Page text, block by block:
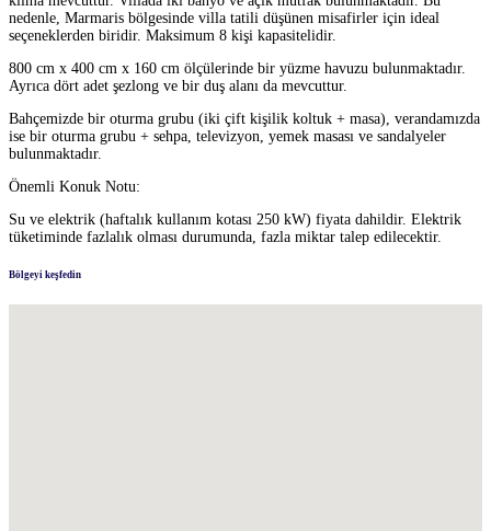
nedenle, Marmaris bölgesinde villa tatili düşünen misafirler için ideal
seçeneklerden biridir. Maksimum 8 kişi kapasitelidir.
800 cm x 400 cm x 160 cm ölçülerinde bir yüzme havuzu bulunmaktadır.
Ayrıca dört adet şezlong ve bir duş alanı da mevcuttur.
Bahçemizde bir oturma grubu (iki çift kişilik koltuk + masa), verandamızda
ise bir oturma grubu + sehpa, televizyon, yemek masası ve sandalyeler
bulunmaktadır.
Önemli Konuk Notu:
Su ve elektrik (haftalık kullanım kotası 250 kW) fiyata dahildir. Elektrik
tüketiminde fazlalık olması durumunda, fazla miktar talep edilecektir.
Bölgeyi keşfedin